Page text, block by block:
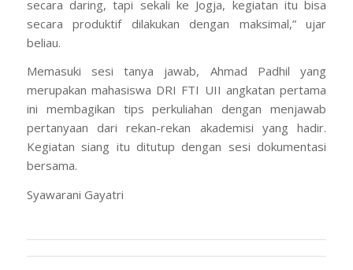
secara daring, tapi sekali ke Jogja, kegiatan itu bisa
secara produktif dilakukan dengan maksimal,” ujar
beliau.
Memasuki sesi tanya jawab, Ahmad Padhil yang
merupakan mahasiswa DRI FTI UII angkatan pertama
ini membagikan tips perkuliahan dengan menjawab
pertanyaan dari rekan-rekan akademisi yang hadir.
Kegiatan siang itu ditutup dengan sesi dokumentasi
bersama.
Syawarani Gayatri